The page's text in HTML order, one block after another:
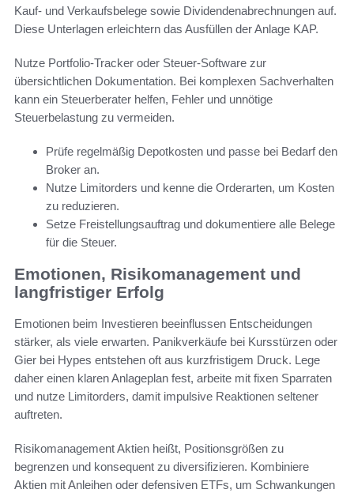
Kauf- und Verkaufsbelege sowie Dividendenabrechnungen auf.
Diese Unterlagen erleichtern das Ausfüllen der Anlage KAP.
Nutze Portfolio-Tracker oder Steuer-Software zur
übersichtlichen Dokumentation. Bei komplexen Sachverhalten
kann ein Steuerberater helfen, Fehler und unnötige
Steuerbelastung zu vermeiden.
Prüfe regelmäßig Depotkosten und passe bei Bedarf den
Broker an.
Nutze Limitorders und kenne die Orderarten, um Kosten
zu reduzieren.
Setze Freistellungsauftrag und dokumentiere alle Belege
für die Steuer.
Emotionen, Risikomanagement und
langfristiger Erfolg
Emotionen beim Investieren beeinflussen Entscheidungen
stärker, als viele erwarten. Panikverkäufe bei Kursstürzen oder
Gier bei Hypes entstehen oft aus kurzfristigem Druck. Lege
daher einen klaren Anlageplan fest, arbeite mit fixen Sparraten
und nutze Limitorders, damit impulsive Reaktionen seltener
auftreten.
Risikomanagement Aktien heißt, Positionsgrößen zu
begrenzen und konsequent zu diversifizieren. Kombiniere
Aktien mit Anleihen oder defensiven ETFs, um Schwankungen